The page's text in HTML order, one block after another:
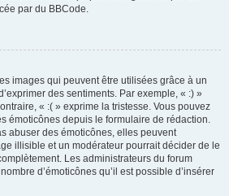
par du BBCode.
images qui peuvent être utilisées grâce à un
des sentiments. Par exemple, « :) »
« :( » exprime la tristesse. Vous pouvez
émoticônes depuis le formulaire de rédaction.
abuser des émoticônes, elles peuvent
illisible et un modérateur pourrait décider de le
Les administrateurs du forum
d’émoticônes qu’il est possible d’insérer